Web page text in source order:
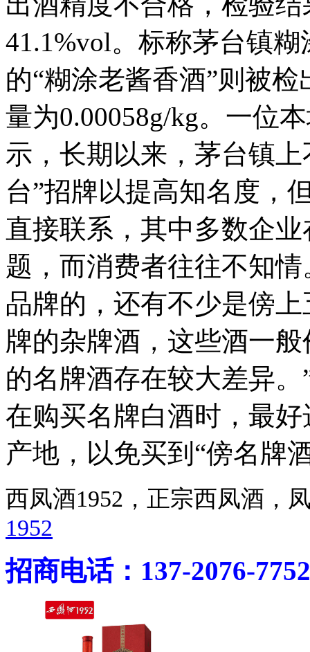
41.1%vol。标称茅台镇
的“糊涂老酱香酒”则被
量为0.00058g/kg。一位
示，长期以来，茅台镇
台”招牌以提高知名度，
直接联系，其中多数企
题，而消费者往往不知
品牌的，还有不少是傍
牌的杂牌酒，这些酒一
的名牌酒存在较大差异
在购买名牌白酒时，最
产地，以免买到“傍名牌
西凤酒1952，正宗西凤酒
1952
招商电话：137-2076-7752